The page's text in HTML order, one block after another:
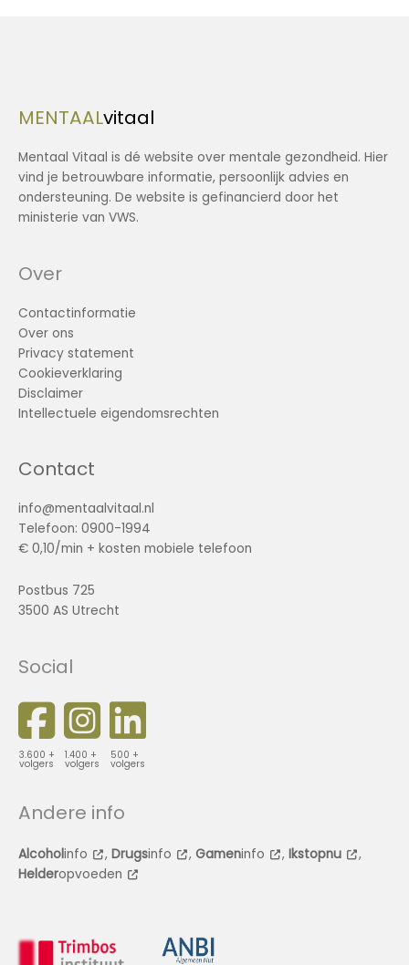
MENTAALvitaal
Mentaal Vitaal is dé website over mentale gezondheid. Hier
vind je betrouwbare informatie, persoonlijk advies en
ondersteuning. De website is gefinancierd door het
ministerie van VWS.
Over
Contactinformatie
Over ons
Privacy statement
Cookieverklaring
Disclaimer
Intellectuele eigendomsrechten
Contact
info@mentaalvitaal.nl
Telefoon: 0900-1994
€ 0,10/min + kosten mobiele telefoon
Postbus 725
3500 AS Utrecht
Social
3.600 +
volgers
1.400 +
volgers
500 +
volgers
Andere info
Alcoholinfo , Drugsinfo , Gameninfo , Ikstopnu
,
Helderopvoeden